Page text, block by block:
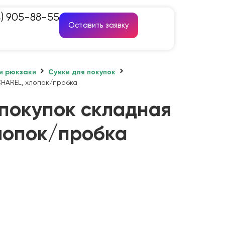
905-88-55
Оставить заявку
рюкзаки
Сумки для покупок
хлопок/пробка
складная
пробка